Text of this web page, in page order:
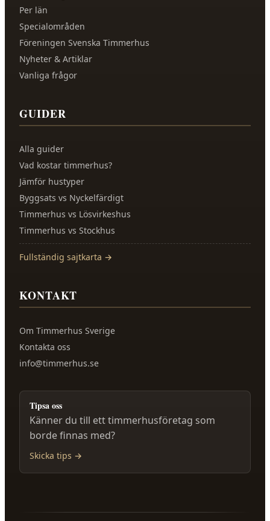
Per län
Specialområden
Föreningen Svenska Timmerhus
Nyheter & Artiklar
Vanliga frågor
GUIDER
Alla guider
Vad kostar timmerhus?
Jämför hustyper
Byggsats vs Nyckelfärdigt
Timmerhus vs Lösvirkeshus
Timmerhus vs Stockhus
Fullständig sajtkarta →
KONTAKT
Om Timmerhus Sverige
Kontakta oss
info@timmerhus.se
Tipsa oss
Känner du till ett timmerhusföretag som
borde finnas med?
Skicka tips →